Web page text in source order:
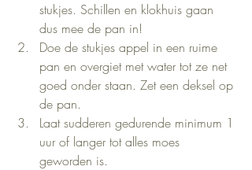
stukjes. Schillen en klokhuis gaan
dus mee de pan in!
Doe de stukjes appel in een ruime
pan en overgiet met water tot ze net
goed onder staan. Zet een deksel op
de pan.
Laat sudderen gedurende minimum 1
uur of langer tot alles moes
geworden is.